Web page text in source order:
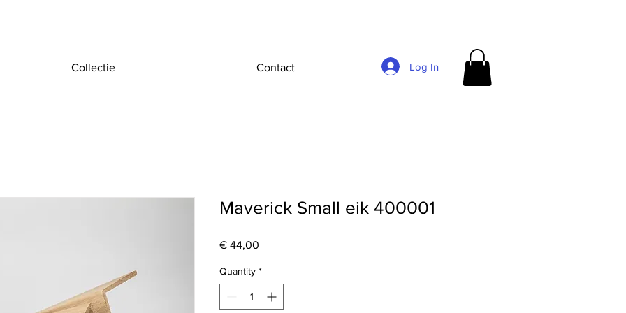
Collectie Contact Log In
Maverick Small eik 400001
€ 44,00
Quantity *